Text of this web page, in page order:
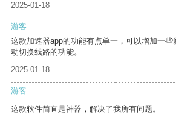
2025-01-18
游客
这款加速器app的功能有点单一，可以增加一些
动切换线路的功能。
2025-01-18
游客
这款软件简直是神器，解决了我所有问题。